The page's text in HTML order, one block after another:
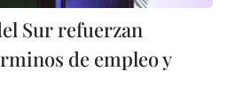
Sur refuerzan
de empleo y